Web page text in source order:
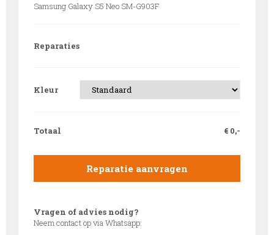
Samsung Galaxy S5 Neo SM-G903F
Reparaties
Kleur
Totaal € 0,-
Reparatie aanvragen
Vragen of advies nodig?
Neem contact op via Whatsapp: